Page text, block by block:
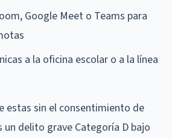
Google Meet o Teams para
a la oficina escolar o a la línea
estas sin el consentimiento de
un delito grave Categoría D bajo